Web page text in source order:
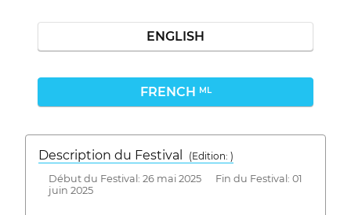
ENGLISH
FRENCH ML
Description du Festival
( Edition: )
Début du Festival: 26 mai 2025 Fin du Festival: 01
juin 2025